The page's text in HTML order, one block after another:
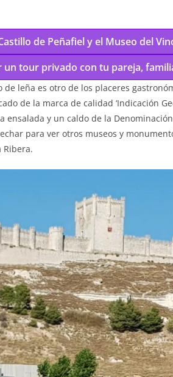
de Peñafiel y el Museo del
un tour privado con tu pareja,
de leña es otro de los placeres
de la marca de calidad ‘Indicación
ensalada y un caldo de la
para ver otros museos y
Ribera.